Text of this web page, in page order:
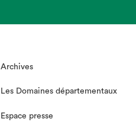
Archives
Les Domaines départementaux
Espace presse